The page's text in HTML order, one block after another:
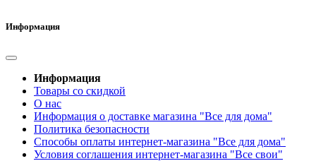
Информация
Информация
Товары со скидкой
О нас
Информация о доставке магазина "Все для дома"
Политика безопасности
Способы оплаты интернет-магазина "Все для дома"
Условия соглашения интернет-магазина "Все свои"